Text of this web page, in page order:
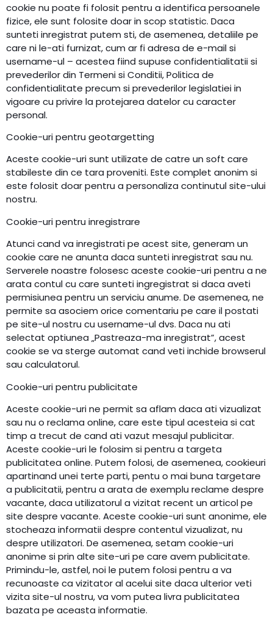
cookie nu poate fi folosit pentru a identifica persoanele
fizice, ele sunt folosite doar in scop statistic. Daca
sunteti inregistrat putem sti, de asemenea, detaliile pe
care ni le-ati furnizat, cum ar fi adresa de e-mail si
username-ul – acestea fiind supuse confidentialitatii si
prevederilor din Termeni si Conditii, Politica de
confidentialitate precum si prevederilor legislatiei in
vigoare cu privire la protejarea datelor cu caracter
personal.
Cookie-uri pentru geotargetting
Aceste cookie-uri sunt utilizate de catre un soft care
stabileste din ce tara proveniti. Este complet anonim si
este folosit doar pentru a personaliza continutul site-ului
nostru.
Cookie-uri pentru inregistrare
Atunci cand va inregistrati pe acest site, generam un
cookie care ne anunta daca sunteti inregistrat sau nu.
Serverele noastre folosesc aceste cookie-uri pentru a ne
arata contul cu care sunteti ingregistrat si daca aveti
permisiunea pentru un serviciu anume. De asemenea, ne
permite sa asociem orice comentariu pe care il postati
pe site-ul nostru cu username-ul dvs. Daca nu ati
selectat optiunea „Pastreaza-ma inregistrat”, acest
cookie se va sterge automat cand veti inchide browserul
sau calculatorul.
Cookie-uri pentru publicitate
Aceste cookie-uri ne permit sa aflam daca ati vizualizat
sau nu o reclama online, care este tipul acesteia si cat
timp a trecut de cand ati vazut mesajul publicitar.
Aceste cookie-uri le folosim si pentru a targeta
publicitatea online. Putem folosi, de asemenea, cookieuri
apartinand unei terte parti, pentu o mai buna targetare
a publicitatii, pentru a arata de exemplu reclame despre
vacante, daca utilizatorul a vizitat recent un articol pe
site despre vacante. Aceste cookie-uri sunt anonime, ele
stocheaza informatii despre contentul vizualizat, nu
despre utilizatori. De asemenea, setam cookie-uri
anonime si prin alte site-uri pe care avem publicitate.
Primindu-le, astfel, noi le putem folosi pentru a va
recunoaste ca vizitator al acelui site daca ulterior veti
vizita site-ul nostru, va vom putea livra publicitatea
bazata pe aceasta informatie.